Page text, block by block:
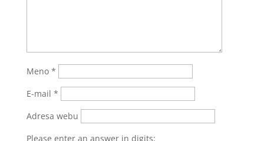
Meno *
E-mail *
Adresa webu
Please enter an answer in digits: